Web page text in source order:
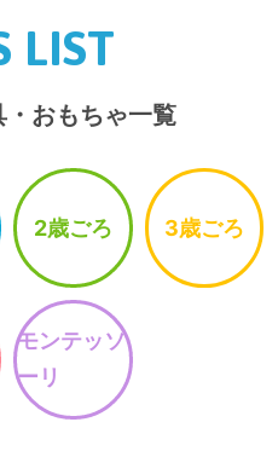
LIST
おもちゃ一覧
2歳ごろ 3歳ごろ
モンテッソ
ーリ